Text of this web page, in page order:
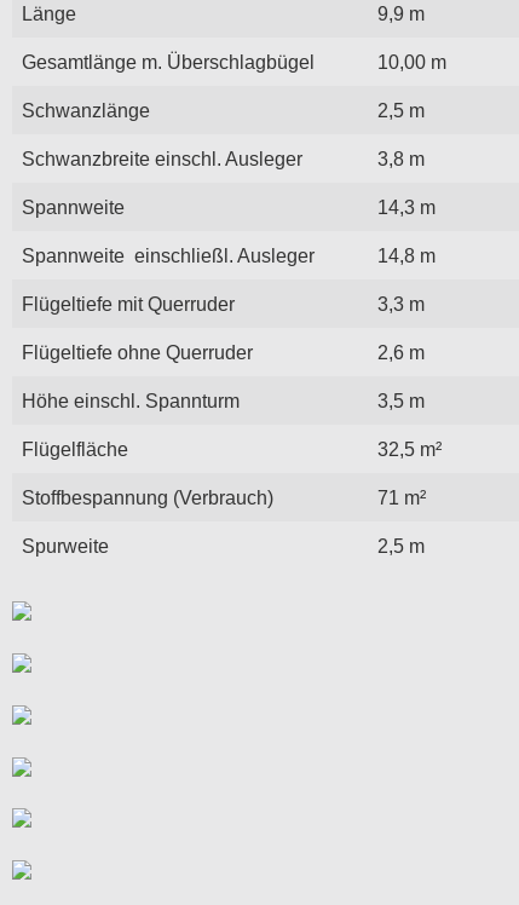
Länge 9,9 m
Gesamtlänge m. Überschlagbügel 10,00 m
Schwanzlänge 2,5 m
Schwanzbreite einschl. Ausleger 3,8 m
Spannweite 14,3 m
Spannweite einschließl. Ausleger 14,8 m
Flügeltiefe mit Querruder 3,3 m
Flügeltiefe ohne Querruder 2,6 m
Höhe einschl. Spannturm 3,5 m
Flügelfläche 32,5 m²
Stoffbespannung (Verbrauch) 71 m²
Spurweite 2,5 m